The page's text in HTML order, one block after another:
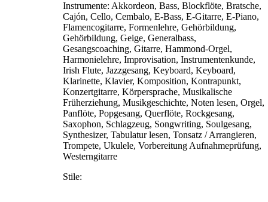
Instrumente: Akkordeon, Bass, Blockflöte, Bratsche,
Cajón, Cello, Cembalo, E-Bass, E-Gitarre, E-Piano,
Flamencogitarre, Formenlehre, Gehörbildung,
Gehörbildung, Geige, Generalbass,
Gesangscoaching, Gitarre, Hammond-Orgel,
Harmonielehre, Improvisation, Instrumentenkunde,
Irish Flute, Jazzgesang, Keyboard, Keyboard,
Klarinette, Klavier, Komposition, Kontrapunkt,
Konzertgitarre, Körpersprache, Musikalische
Früherziehung, Musikgeschichte, Noten lesen, Orgel,
Panflöte, Popgesang, Querflöte, Rockgesang,
Saxophon, Schlagzeug, Songwriting, Soulgesang,
Synthesizer, Tabulatur lesen, Tonsatz / Arrangieren,
Trompete, Ukulele, Vorbereitung Aufnahmeprüfung,
Westerngitarre
Stile: